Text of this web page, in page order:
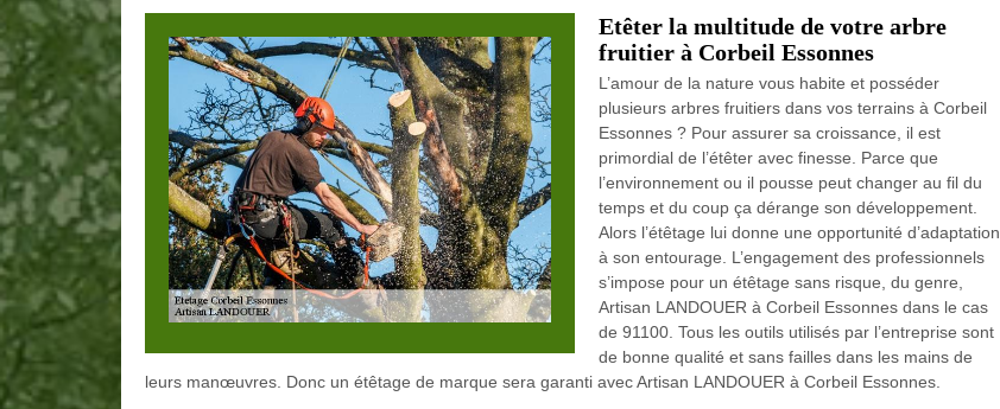
Etêter la multitude de votre arbre
fruitier à Corbeil Essonnes
L’amour de la nature vous habite et posséder
plusieurs arbres fruitiers dans vos terrains à Corbeil
Essonnes ? Pour assurer sa croissance, il est
primordial de l’étêter avec finesse. Parce que
l’environnement ou il pousse peut changer au fil du
temps et du coup ça dérange son développement.
Alors l’étêtage lui donne une opportunité d’adaptation
à son entourage. L’engagement des professionnels
s’impose pour un étêtage sans risque, du genre,
Artisan LANDOUER à Corbeil Essonnes dans le cas
de 91100. Tous les outils utilisés par l’entreprise sont
de bonne qualité et sans failles dans les mains de
leurs manœuvres. Donc un étêtage de marque sera garanti avec Artisan LANDOUER à Corbeil Essonnes.